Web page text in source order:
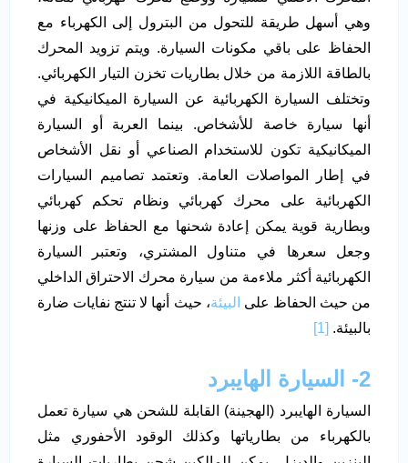
وهي أسهل طريقة للتحول من البترول إلى الكهرباء مع
الحفاظ على باقي مكونات السيارة. ويتم تزويد المحرك
بالطاقة اللازمة من خلال بطاريات تخزن التيار الكهربائي.
وتختلف السيارة الكهربائية عن السيارة الميكانيكية في
أنها سيارة خاصة للأشخاص. بينما العربة أو السيارة
الميكانيكية تكون للاستخدام الصناعي أو نقل الأشخاص
في إطار المواصلات العامة. وتعتمد تصاميم السيارات
الكهربائية على محرك كهربائي ونظام تحكم كهربائي
وبطارية قوية يمكن إعادة شحنها مع الحفاظ على وزنها
وجعل سعرها في متناول المشتري، وتعتبر السيارة
الكهربائية أكثر ملاءمة من سيارة محرك الاحتراق الداخلي
من حيث الحفاظ على البيئة، حيث أنها لا تنتج نفايات ضارة
بالبيئة. [1]
2- السيارة الهايبرد
السيارة الهايبرد (الهجينة) القابلة للشحن هي سيارة تعمل
بالكهرباء من بطارياتها وكذلك الوقود الأحفوري مثل